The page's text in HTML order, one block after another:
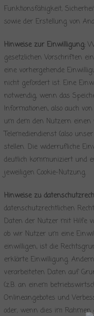
Funktionsfähigkeit,
sowie der Erstellung von
Hinweise zur Einwilligung:
gesetzlichen Vorschriften
eine vorhergehende
nicht gefordert ist. Eine
notwendig, wenn das
Informationen, also auch
um dem den Nutzern
Telemediendienst (also
stellen. Die widerrufliche
deutlich kommuniziert und
jeweiligen Cookie-Nutzung.
Hinweise zu
datenschutzrechtlichen
Daten der Nutzer mit Hilfe
ob wir Nutzer um eine
einwilligen, ist die
erklärte Einwilligung.
verarbeiteten Daten auf
(z.B. an einem
Onlineangebotes und
oder, wenn dies im